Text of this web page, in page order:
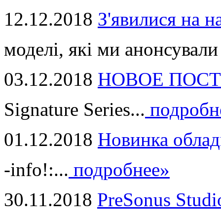
12.12.2018 З'явилися на
моделі, які ми
03.12.2018 НОВОЕ
Signature Series...
01.12.2018 Новинка
-info!:... подробнее»
30.11.2018 PreSonus